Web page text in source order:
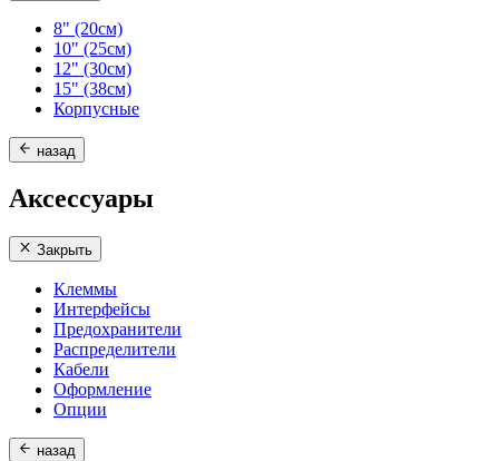
8" (20см)
10" (25см)
12" (30см)
15" (38см)
Корпусные
назад
Аксессуары
Закрыть
Клеммы
Интерфейсы
Предохранители
Распределители
Кабели
Оформление
Опции
назад